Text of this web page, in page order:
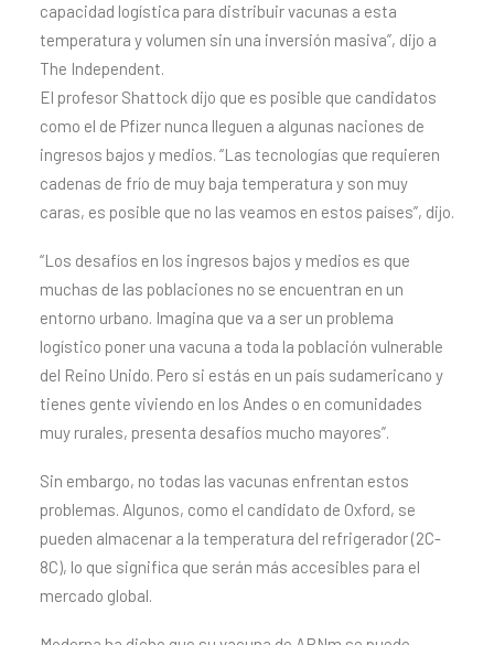
capacidad logística para distribuir vacunas a esta
temperatura y volumen sin una inversión masiva”, dijo a
The Independent.
El profesor Shattock dijo que es posible que candidatos
como el de Pfizer nunca lleguen a algunas naciones de
ingresos bajos y medios. “Las tecnologías que requieren
cadenas de frío de muy baja temperatura y son muy
caras, es posible que no las veamos en estos países”, dijo.
“Los desafíos en los ingresos bajos y medios es que
muchas de las poblaciones no se encuentran en un
entorno urbano. Imagina que va a ser un problema
logístico poner una vacuna a toda la población vulnerable
del Reino Unido. Pero si estás en un país sudamericano y
tienes gente viviendo en los Andes o en comunidades
muy rurales, presenta desafíos mucho mayores”.
Sin embargo, no todas las vacunas enfrentan estos
problemas. Algunos, como el candidato de Oxford, se
pueden almacenar a la temperatura del refrigerador (2C-
8C), lo que significa que serán más accesibles para el
mercado global.